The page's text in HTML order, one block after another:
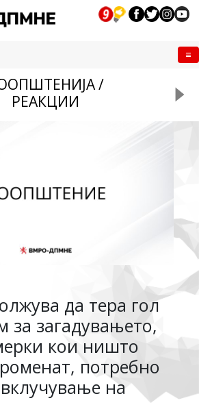
/
РЕАКЦИИ
да тера гол
за загадувањето,
кои ништо
потребно
на